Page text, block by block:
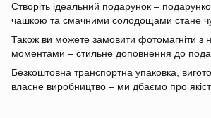
Створіть ідеальний подарунок –
чашкою та смачними солодощами стане
Також ви можете замовити фотомагніти з
моментами – стильне доповнення до
Безкоштовна транспортна упаковка,
власне виробництво – ми дбаємо про